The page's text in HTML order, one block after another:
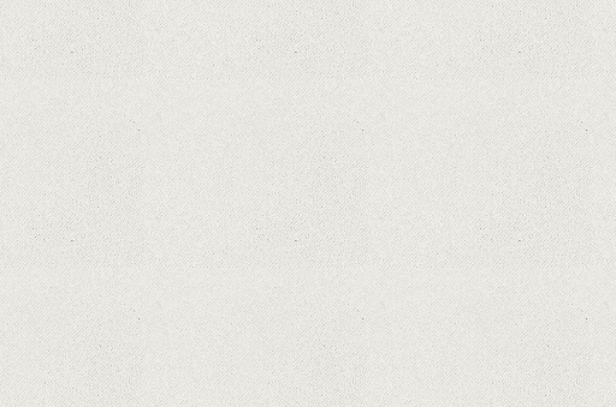
Curtea Supremă reglementează în
favoarea Google în Oracle Java
Fight
Zvon: aplicațiile Google nu se mai
pot instala pe terminalele Huawei
cu procesoare Kirin
Huawei P50 primeşte o posibilă
dată de lansare şi e mai curând